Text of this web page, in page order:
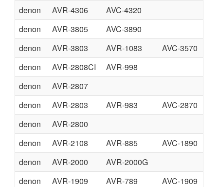
denon
AVR-4306
AVC-4320
denon
AVR-3805
AVC-3890
denon
AVR-3803 AVR-1083
AVC-3570
denon
AVR-2808CI
AVR-998
denon
AVR-2807
denon
AVR-2803 AVR-983
AVC-2870
denon
AVR-2800
denon
AVR-2108 AVR-885
AVC-1890
denon
AVR-2000
AVR-2000G
denon
AVR-1909 AVR-789
AVC-1909